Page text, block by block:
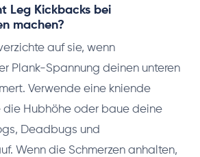
Leg Kickbacks bei
machen?
auf sie, wenn
Plank-Spannung deinen unteren
Verwende eine kniende
die Hubhöhe oder baue deine
Deadbugs und
Wenn die Schmerzen anhalten,